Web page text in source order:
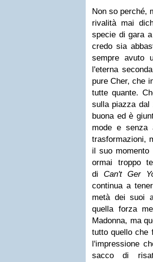
Non so perché,
rivalità mai
specie di gara
credo sia
sempre avuto
l'eterna
pure Cher, che
tutte quante.
sulla piazza dal
buona ed è
mode e senza
trasformazioni,
il suo
ormai troppo
di Can't Ger
continua a
metà dei suoi
quella forza
Madonna, ma
tutto quello che
l'impressione
sacco di